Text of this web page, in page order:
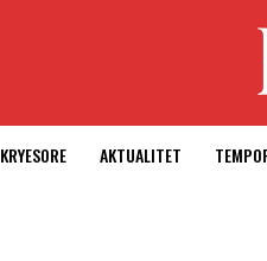
KRYESORE AKTUALITET